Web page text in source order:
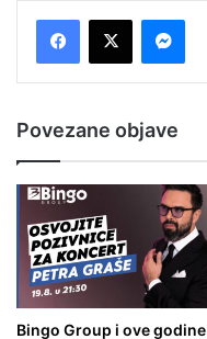
Povezane objave
Bingo Group i ove godine